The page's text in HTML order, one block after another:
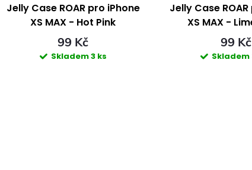
Jelly Case ROAR pro iPhone
XS MAX - Hot Pink
99 Kč
Skladem3 ks
Jelly Case
XS MAX -
99 Kč
Skladem